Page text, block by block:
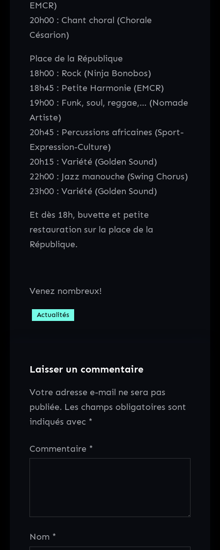
EMCR)
20h00 : Chant choral (Chorale
Césarion)
Place de la République
18h00 : Rock (Ninja Bonobos)
18h45 : Petite Harmonie (EMCR)
19h00 : Funk, soul, reggae,… (Nomade
Artiste)
20h45 : Percussions africaines (Sport-
Expression-Culture)
20h15 : Variété (Golden Sound)
22h00 : Jazz manouche (Swing Chorus)
23h00 : Variété (Golden Sound)
Et dès 18h, buvette et petite
restauration sur la place de la
République.
Venez nombreux!
Actualités
Laisser un commentaire
Votre adresse e-mail ne sera pas
publiée. Les champs obligatoires sont
indiqués avec *
Commentaire *
Nom *